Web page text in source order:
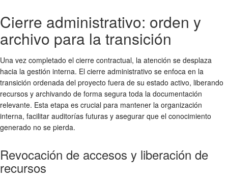
Cierre administrativo: orden y
archivo para la transición
Una vez completado el cierre contractual, la atención se desplaza
hacia la gestión interna. El cierre administrativo se enfoca en la
transición ordenada del proyecto fuera de su estado activo, liberando
recursos y archivando de forma segura toda la documentación
relevante. Esta etapa es crucial para mantener la organización
interna, facilitar auditorías futuras y asegurar que el conocimiento
generado no se pierda.
Revocación de accesos y liberación de
recursos